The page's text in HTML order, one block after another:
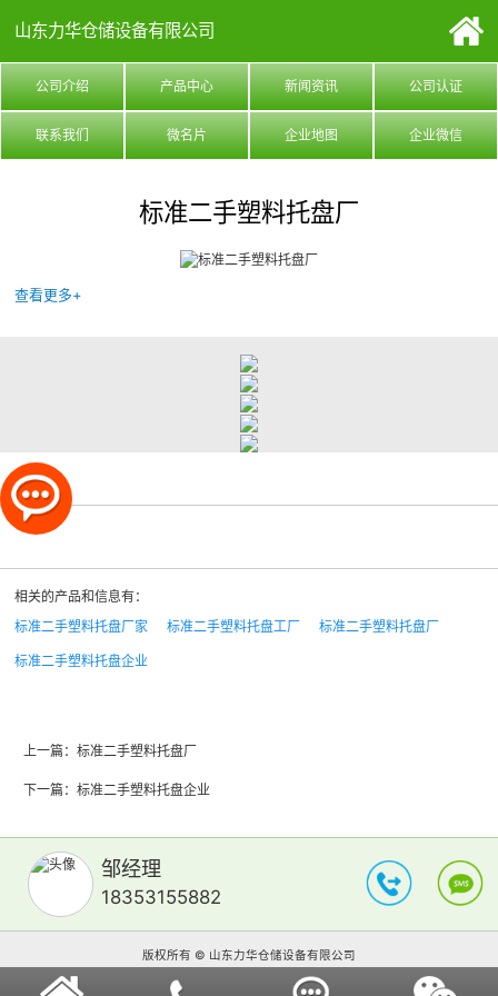
山东力华仓储设备有限公司
公司介绍 产品中心 新闻资讯 公司认证
联系我们 微名片 企业地图 企业微信
标准二手塑料托盘厂
查看更多+
相关的产品和信息有：
标准二手塑料托盘厂家
标准二手塑料托盘工厂 标准二手塑料托盘厂
标准二手塑料托盘企业
上一篇： 标准二手塑料托盘厂
下一篇： 标准二手塑料托盘企业
邹经理
18353155882
版权所有 © 山东力华仓储设备有限公司